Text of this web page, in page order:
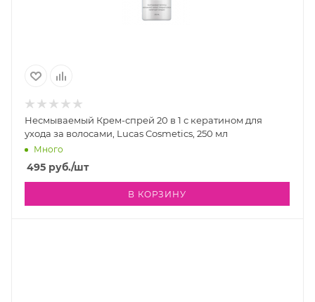
Несмываемый Крем-спрей 20 в 1 с кератином для
ухода за волосами, Lucas Cosmetics, 250 мл
Много
495 руб./шт
В КОРЗИНУ